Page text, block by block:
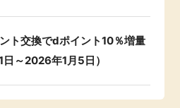
ト交換でdポイント10％増量
～2026年1月5日）